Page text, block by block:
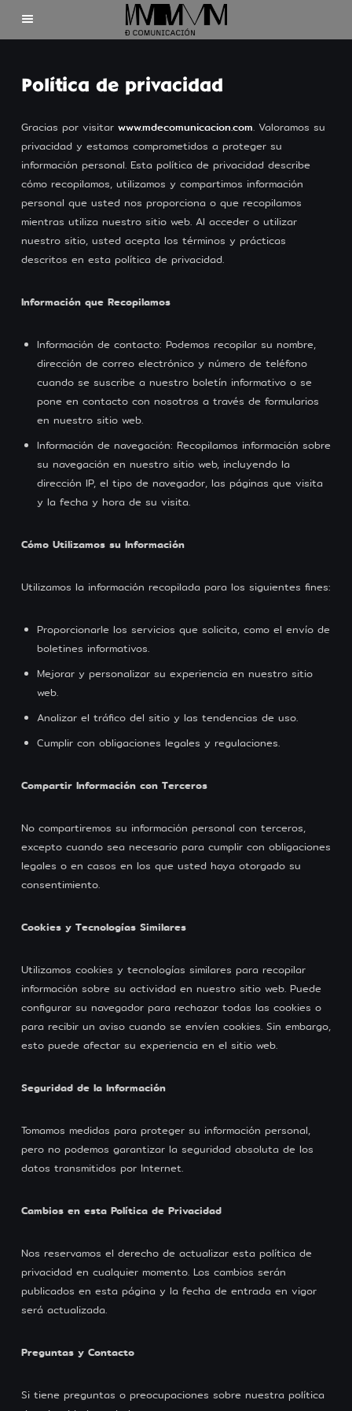
Política de privacidad
Gracias por visitar www.mdecomunicacion.com. Valoramos su
privacidad y estamos comprometidos a proteger su
información personal. Esta política de privacidad describe
cómo recopilamos, utilizamos y compartimos información
personal que usted nos proporciona o que recopilamos
mientras utiliza nuestro sitio web. Al acceder o utilizar
nuestro sitio, usted acepta los términos y prácticas
descritos en esta política de privacidad.
Información que Recopilamos
Información de contacto: Podemos recopilar su nombre,
dirección de correo electrónico y número de teléfono
cuando se suscribe a nuestro boletín informativo o se
pone en contacto con nosotros a través de formularios
en nuestro sitio web.
Información de navegación: Recopilamos información sobre
su navegación en nuestro sitio web, incluyendo la
dirección IP, el tipo de navegador, las páginas que visita
y la fecha y hora de su visita.
Cómo Utilizamos su Información
Utilizamos la información recopilada para los siguientes fines:
Proporcionarle los servicios que solicita, como el envío de
boletines informativos.
Mejorar y personalizar su experiencia en nuestro sitio
web.
Analizar el tráfico del sitio y las tendencias de uso.
Cumplir con obligaciones legales y regulaciones.
Compartir Información con Terceros
No compartiremos su información personal con terceros,
excepto cuando sea necesario para cumplir con obligaciones
legales o en casos en los que usted haya otorgado su
consentimiento.
Cookies y Tecnologías Similares
Utilizamos cookies y tecnologías similares para recopilar
información sobre su actividad en nuestro sitio web. Puede
configurar su navegador para rechazar todas las cookies o
para recibir un aviso cuando se envíen cookies. Sin embargo,
esto puede afectar su experiencia en el sitio web.
Seguridad de la Información
Tomamos medidas para proteger su información personal,
pero no podemos garantizar la seguridad absoluta de los
datos transmitidos por Internet.
Cambios en esta Política de Privacidad
Nos reservamos el derecho de actualizar esta política de
privacidad en cualquier momento. Los cambios serán
publicados en esta página y la fecha de entrada en vigor
será actualizada.
Preguntas y Contacto
Si tiene preguntas o preocupaciones sobre nuestra política
Nosotros
Contacto
©2025 Mdecomunicación